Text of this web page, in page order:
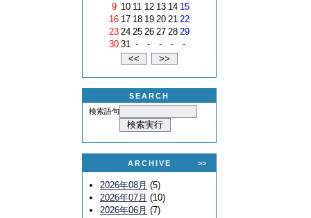
9 10 11 12 13 14 15
16 17 18 19 20 21 22
23 24 25 26 27 28 29
30 31 - - - - -
SEARCH
検索語句
ARCHIVE >>
2026年08月 (5)
2026年07月 (10)
2026年06月 (7)